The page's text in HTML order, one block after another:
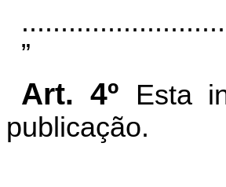
”
Art. 4º
Esta
publicação.